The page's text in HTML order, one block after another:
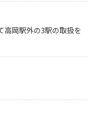
TCFD提言に基づく情報開
物流事業子会社
高岡駅外の3駅の取扱を